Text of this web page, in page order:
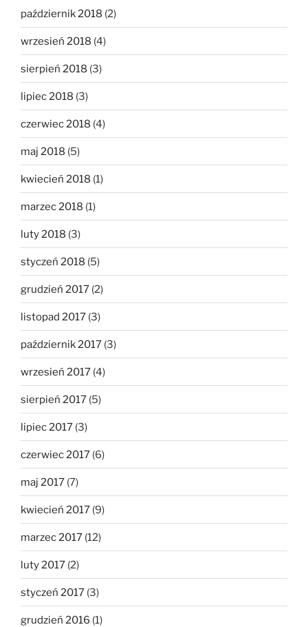
październik 2018 (2)
wrzesień 2018 (4)
sierpień 2018 (3)
lipiec 2018 (3)
czerwiec 2018 (4)
maj 2018 (5)
kwiecień 2018 (1)
marzec 2018 (1)
luty 2018 (3)
styczeń 2018 (5)
grudzień 2017 (2)
listopad 2017 (3)
październik 2017 (3)
wrzesień 2017 (4)
sierpień 2017 (5)
lipiec 2017 (3)
czerwiec 2017 (6)
maj 2017 (7)
kwiecień 2017 (9)
marzec 2017 (12)
luty 2017 (2)
styczeń 2017 (3)
grudzień 2016 (1)